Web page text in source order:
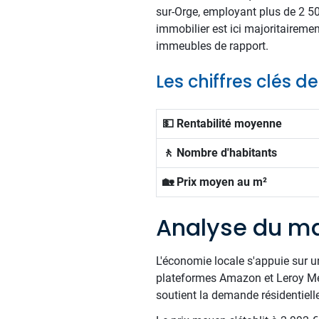
sur-Orge, employant plus de 2
immobilier est ici
immeubles de rapport.
Les chiffres clés
💵 Rentabilité moyenne
🚶 Nombre d'habitants
🏡 Prix moyen au m²
Analyse du
L'économie locale s'appuie sur
plateformes Amazon et Leroy
soutient la demande